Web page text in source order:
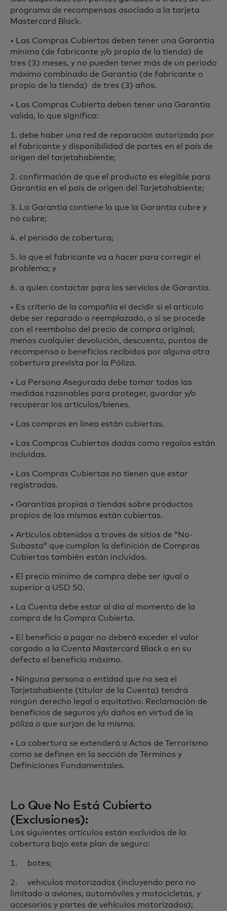
programa de recompensas asociado a la tarjeta
Mastercard Black.
• Las Compras Cubiertas deben tener una Garantía
mínima (de fabricante y/o propia de la tienda) de
tres (3) meses, y no pueden tener más de un periodo
máximo combinado de Garantía (de fabricante o
propio de la tienda) de tres (3) años.
• Las Compras Cubierta deben tener una Garantía
valida, lo que significa:
1. debe haber una red de reparación autorizada por
el fabricante y disponibilidad de partes en el país de
origen del tarjetahabiente;
2. confirmación de que el producto es elegible para
Garantía en el país de origen del Tarjetahabiente;
3. La Garantía contiene lo que la Garantía cubre y
no cubre;
4. el periodo de cobertura;
5. lo que el fabricante va a hacer para corregir el
problema; y
6. a quien contactar para los servicios de Garantía.
• Es criterio de la compañía el decidir si el artículo
debe ser reparado o reemplazado, o si se procede
con el reembolso del precio de compra original;
menos cualquier devolución, descuento, puntos de
recompensa o beneficios recibidos por alguna otra
cobertura prevista por la Póliza.
• La Persona Asegurada debe tomar todas las
medidas razonables para proteger, guardar y/o
recuperar los artículos/bienes.
• Las compras en línea están cubiertas.
• Las Compras Cubiertas dadas como regalos están
incluidas.
• Las Compras Cubiertas no tienen que estar
registradas.
• Garantías propias a tiendas sobre productos
propios de las mismas están cubiertas.
• Artículos obtenidos a través de sitios de “No-
Subasta” que cumplan la definición de Compras
Cubiertas también están incluidos.
• El precio mínimo de compra debe ser igual o
superior a USD 50.
• La Cuenta debe estar al día al momento de la
compra de la Compra Cubierta.
• El beneficio a pagar no deberá exceder el valor
cargado a la Cuenta Mastercard Black o en su
defecto el beneficio máximo.
• Ninguna persona o entidad que no sea el
Tarjetahabiente (titular de la Cuenta) tendrá
ningún derecho legal o equitativo. Reclamación de
beneficios de seguros y/o daños en virtud de la
póliza o que surjan de la misma.
• La cobertura se extenderá a Actos de Terrorismo
como se definen en la sección de Términos y
Definiciones Fundamentales.
Lo Que No Está Cubierto
(Exclusiones):
Los siguientes artículos están excluidos de la
cobertura bajo este plan de seguro:
1. botes;
2. vehículos motorizados (incluyendo pero no
limitado a aviones, automóviles y motocicletas, y
accesorios y partes de vehículos motorizados);